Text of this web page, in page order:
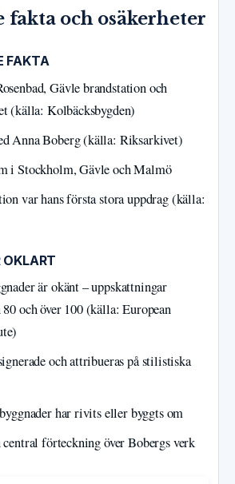
fakta och osäkerheter
FAKTA
Gävle brandstation och
(källa: Kolbäcksbygden)
Anna Boberg (källa: Riksarkivet)
i Stockholm, Gävle och Malmö
var hans första stora uppdrag (källa:
är okänt – uppskattningar
och över 100 (källa: European
och attribueras på stilistiska
har rivits eller byggts om
förteckning över Bobergs verk